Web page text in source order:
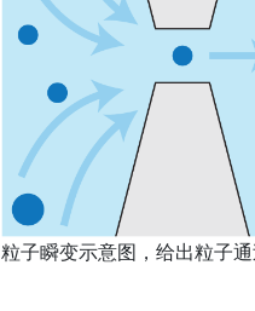
粒子瞬变示意图，给出粒子